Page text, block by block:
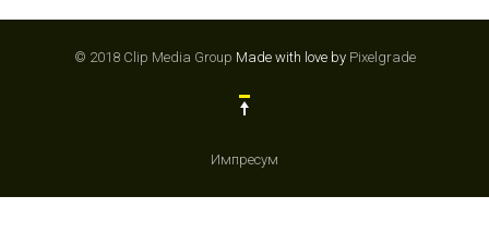
© 2018 Clip Media Group Made with love by Pixelgrade
Импресум